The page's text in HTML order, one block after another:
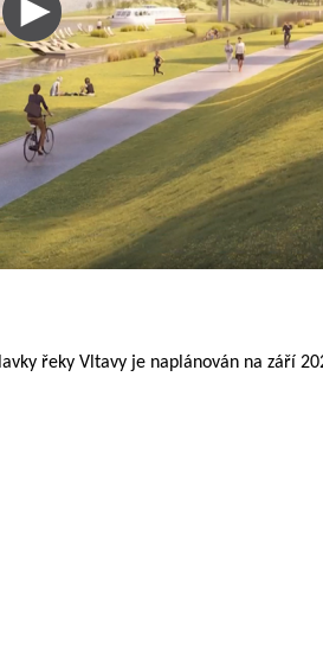
řeky Vltavy je naplánován na září